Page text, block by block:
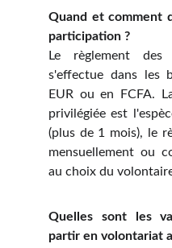
Quand et comment
participation ?
Le règlement
s'effectue dans les
EUR ou en FCFA.
privilégiée est
(plus de 1 mois), le
mensuellement ou
au choix du
Quelles sont les
partir en volontariat